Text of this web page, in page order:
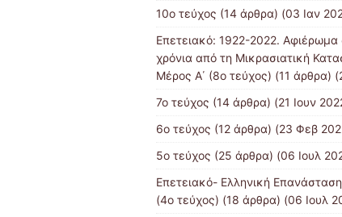
10ο τεύχος (14 άρθρα) (03 Ιαν
Επετειακό: 1922-2022. Αφιέρωμα
χρόνια από τη Μικρασιατική
Μέρος Α΄ (8ο τεύχος) (11 άρθρα)
7o τεύχος (14 άρθρα) (21 Ιουν
6ο τεύχος (12 άρθρα) (23 Φεβ
5ο τεύχος (25 άρθρα) (06 Ιουλ
Επετειακό- Ελληνική
(4ο τεύχος) (18 άρθρα) (06 Ιουλ